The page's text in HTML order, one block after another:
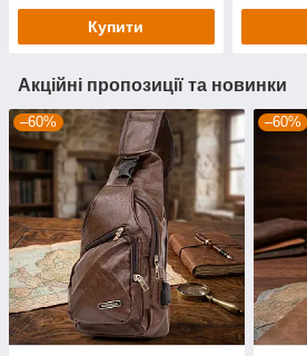
Купити
Акційні пропозиції та новинки
–60% –60%